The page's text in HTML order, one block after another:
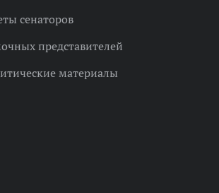
сенаторов
представителей
материалы